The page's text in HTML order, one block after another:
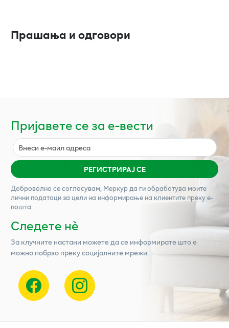
Прашања и одговори
Пријавете се за е-вести
РЕГИСТРИРАЈ СЕ
Доброволно се согласувам, Меркурда ги обработува моите
лични податоци за цели на информирање на клиентите преку е-
пошта.
Следете нѐ
За клучните настани можете да се информирате што е
можно побрзо преку социјалните мрежи.